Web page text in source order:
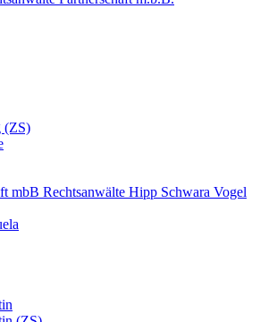
(ZS)
mbB Rechtsanwälte Hipp Schwara Vogel